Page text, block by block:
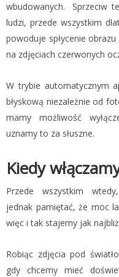
wbudowanych. Sprzeciw
ludzi, przede wszystkim
powoduje spłycenie
na zdjęciach czerwonych
W trybie automatycznym
błyskową niezależnie od
mamy możliwość
uznamy to za słuszne.
Kiedy
Przede wszystkim
jednak pamiętać, że moc
więc i tak stajemy jak
Robiąc zdjęcia pod
gdy chcemy mieć